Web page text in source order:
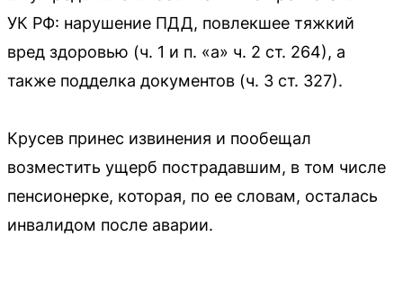
УК РФ: нарушение ПДД, повлекшее тяжкий
вред здоровью (ч. 1 и п. «а» ч. 2 ст. 264), а
также подделка документов (ч. 3 ст. 327).
Крусев принес извинения и пообещал
возместить ущерб пострадавшим, в том числе
пенсионерке, которая, по ее словам, осталась
инвалидом после аварии.